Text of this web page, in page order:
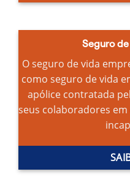
Seguro
O seguro de vida
como seguro de vida
apólice contratada
seus colaboradores